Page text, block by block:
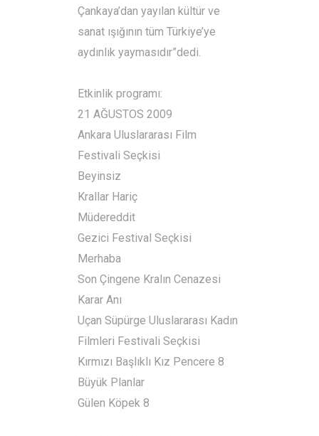
Çankaya’dan yayılan kültür ve
sanat ışığının tüm Türkiye’ye
aydınlık yaymasıdır”dedi.
Etkinlik programı:
21 AĞUSTOS 2009
Ankara Uluslararası Film
Festivali Seçkisi
Beyinsiz
Krallar Hariç
Müdereddit
Gezici Festival Seçkisi
Merhaba
Son Çingene Kralın Cenazesi
Karar Anı
Uçan Süpürge Uluslararası Kadın
Filmleri Festivali Seçkisi
Kırmızı Başlıklı Kız Pencere 8
Büyük Planlar
Gülen Köpek 8